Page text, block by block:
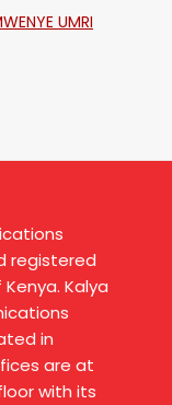
UMRI
registered
Kalya
in
are at
with its